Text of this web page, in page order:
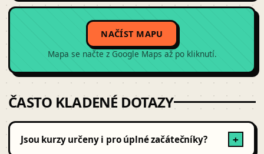
NAČÍST MAPU
Mapa se načte z Google Maps až po kliknutí.
ČASTO KLADENÉ DOTAZY
Jsou kurzy určeny i pro úplné začátečníky? +